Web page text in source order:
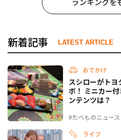
新着記事 LATEST ARTICLE
おでかけ
#たべものニュース
スシローがト
ボ！ ミニカー
ンテンツは？
ライフ